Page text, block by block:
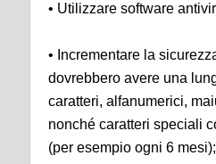
• Utilizzare software
• Incrementare la
dovrebbero avere una
caratteri, alfanumerici,
nonché caratteri speciali
(per esempio ogni 6 mesi);